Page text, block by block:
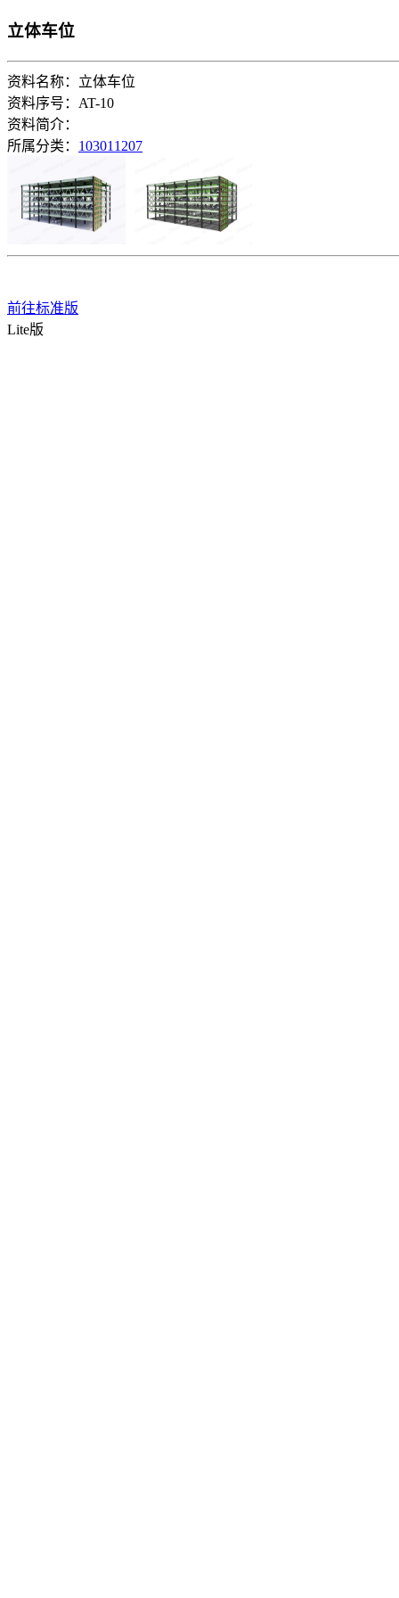
立体车位
资料名称：立体车位
资料序号：AT-10
资料简介：
所属分类： 103011207
前往标准版
Lite版